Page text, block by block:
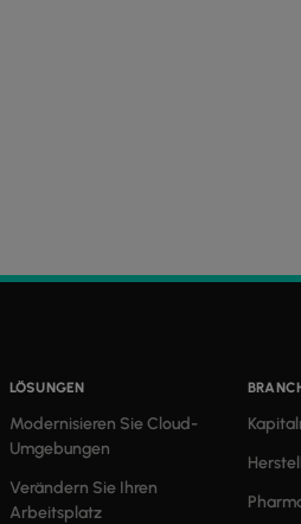
LÖSUNGEN
Modernisieren Sie Cloud-
Umgebungen
Verändern Sie Ihren
Arbeitsplatz